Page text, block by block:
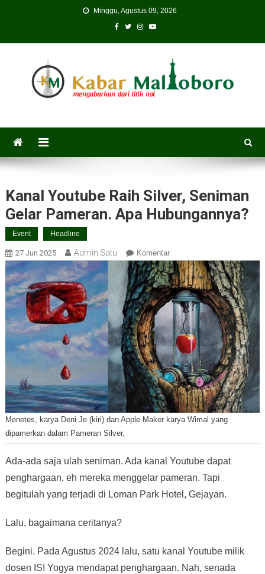
Minggu, Agustus 09, 2026
Kanal Youtube Raih Silver, Seniman
Gelar Pameran. Apa Hubungannya?
Event Headline
27 Jun 2025 Admin Satu Komentar
Menetes, karya Deni Je (kiri) dan Apple Maker karya Wimal yang
dipamerkan dalam Pameran Silver,
Ada-ada saja ulah seniman. Ada kanal Youtube dapat
penghargaan, eh mereka menggelar pameran. Tapi
begitulah yang terjadi di Loman Park Hotel, Gejayan.
Lalu, bagaimana ceritanya?
Begini. Pada Agustus 2024 lalu, satu kanal Youtube milik
dosen ISI Yogya mendapat penghargaan. Nah, senada